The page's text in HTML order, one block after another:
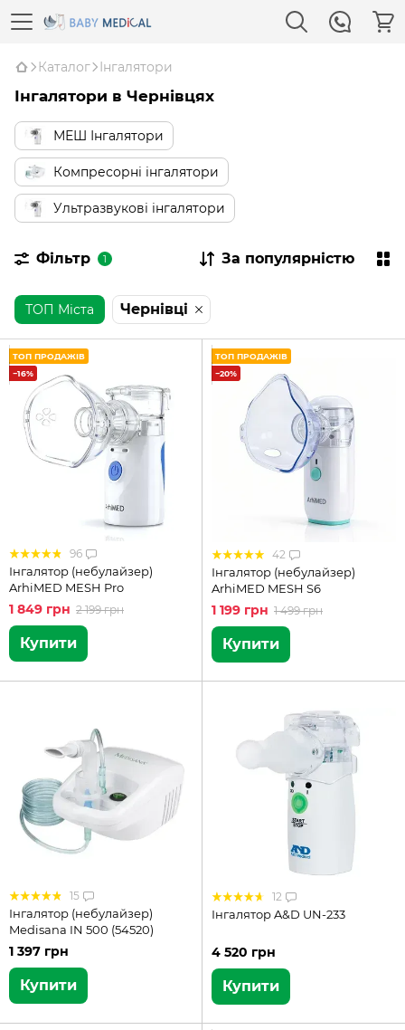
Каталог Інгалятори
Інгалятори в Чернівцях
МЕШ Інгалятори
Компресорні інгалятори
Ультразвукові інгалятори
Фільтр 1 За популярністю
ТОП Міста Чернівці
ТОП ПРОДАЖІВ
−16%
96
Інгалятор (небулайзер)
ArhiMED MESH Pro
1 849 грн 2 199 грн
Купити
ТОП ПРОДАЖІВ
−20%
42
Інгалятор (небулайзер)
ArhiMED MESH S6
1 199 грн 1 499 грн
Купити
15
Інгалятор (небулайзер)
Medisana IN 500 (54520)
1 397 грн
Купити
12
Інгалятор A&D UN-233
4 520 грн
Купити